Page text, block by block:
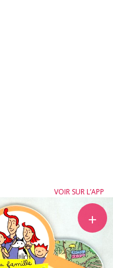
VOIR SUR L’APP
＋